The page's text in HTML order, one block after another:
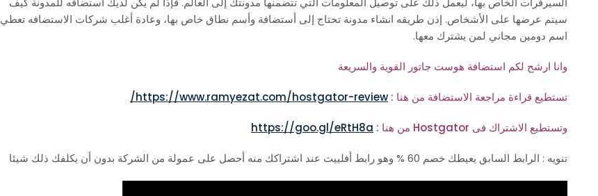
سيتم عرضها على الأشخاص. إذن طريقه انشاء مدونة تحتاج إلى أستضافة وأسم نطاق خاص بها، وعادة أغلب شركات الاستضافه تعطي
اسم دومين مجاني لمن يشترك معها.
وانا ارشح لكم استضافة هوست جاتور القوية والسريعة
تستطيع قراءة مراجعة الاستضافة من هنا : https://www.ramyezat.com/hostgator-review/
وتستطيع الاشتراك فى Hostgator من هنا : https://goo.gl/eRtH8a
تنويه : الرابط السابق يعيطك خصم 60 % وهو رابط أفلييت عند اشتراكك منه أحصل على عمولة من الشركة بدون أن يكلفك ذلك شيئا